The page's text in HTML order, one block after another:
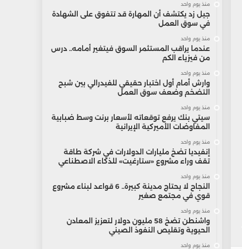
منذ يوم واحد
جيل زد يكتشف أن المهارة قد تتفوق على الشهادة
في سوق العمل
منذ يوم واحد
عندما يراقب المستثمر السوق فيتغير أمامه.. درس
من فيزياء الكم
منذ يوم واحد
وارش أمام أول اختبار حقيقي للفيدرالي بين شبح
التضخم وضعف سوق العمل
منذ يوم واحد
سيتي بنك يرفع توقعاته لأسعار برنت وسط ضبابية
المفاوضات الأميركية الإيرانية
منذ يوم واحد
إنفيديا تضخ مليارات الدولارات في شركة طاقة
تقف وراء مشروع «ستارغيت» للذكاء الاصطناعي
منذ يوم واحد
النجاح لا يحتاج مدينة كبيرة.. 6 قواعد لبناء مشروع
قوي في مجتمع صغير
منذ يوم واحد
واشنطن تضخ 58 مليون دولار لتعزيز المعادن
الحيوية وتقليص النفوذ الصيني
منذ يوم واحد